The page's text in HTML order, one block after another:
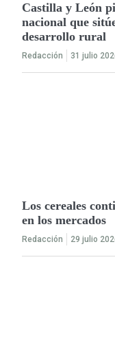
Castilla y León
nacional que
desarrollo rural
Redacción 31 julio
Los cereales
en los mercados
Redacción 29 julio